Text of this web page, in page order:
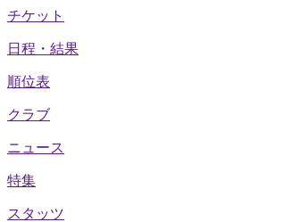
チケット
日程・結果
順位表
クラブ
ニュース
特集
スタッツ